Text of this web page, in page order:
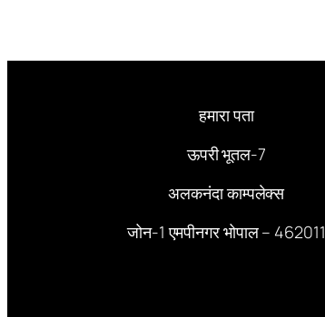
हमारा पता
ऊपरी भूतल-7
अलकनंदा काम्पलेक्स
जोन-1 एमपीनगर भोपाल – 462011